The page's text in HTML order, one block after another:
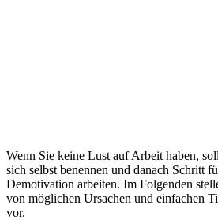
Wenn Sie keine Lust auf Arbeit haben,
sich selbst benennen und danach Schritt
Demotivation arbeiten. Im Folgenden
von möglichen Ursachen und einfachen
vor.